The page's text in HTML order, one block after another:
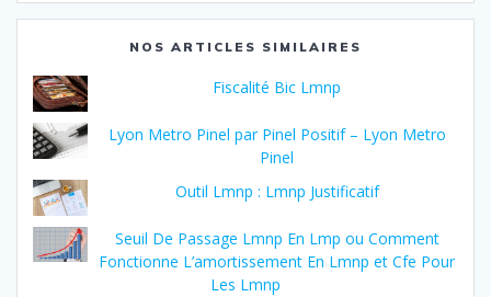
NOS ARTICLES SIMILAIRES
Fiscalité Bic Lmnp
Lyon Metro Pinel par Pinel Positif – Lyon Metro
Pinel
Outil Lmnp : Lmnp Justificatif
Seuil De Passage Lmnp En Lmp ou Comment
Fonctionne L’amortissement En Lmnp et Cfe Pour
Les Lmnp